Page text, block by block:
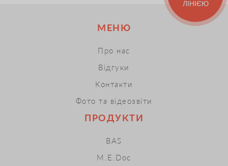
МЕНЮ
Про нас
Відгуки
Контакти
Фото та відеозвіти
ПРОДУКТИ
BAS
M.E.Doc
ЛІНІЄЮ